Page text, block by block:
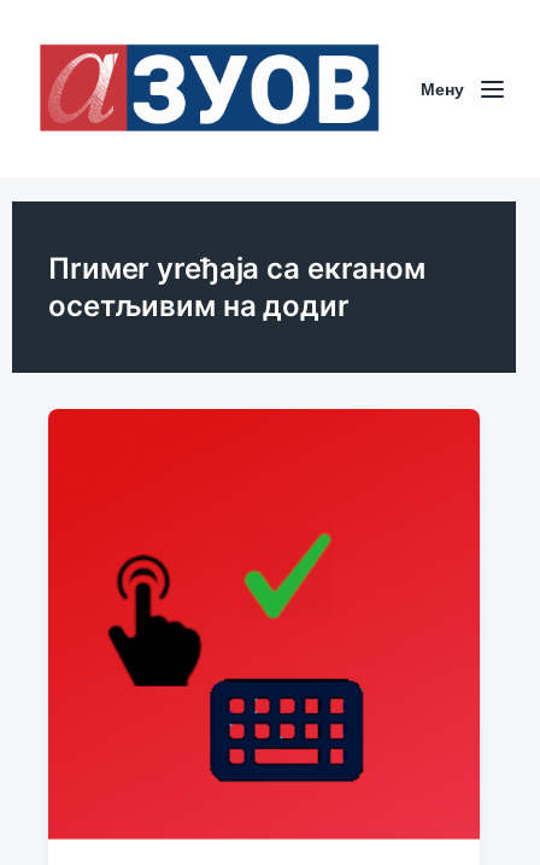
Мeну
Пrимer уreђаја са eкrаном
осeтљивим на додиr